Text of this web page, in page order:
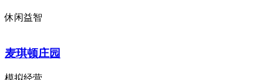
休闲益智
麦琪顿庄园
模拟经营